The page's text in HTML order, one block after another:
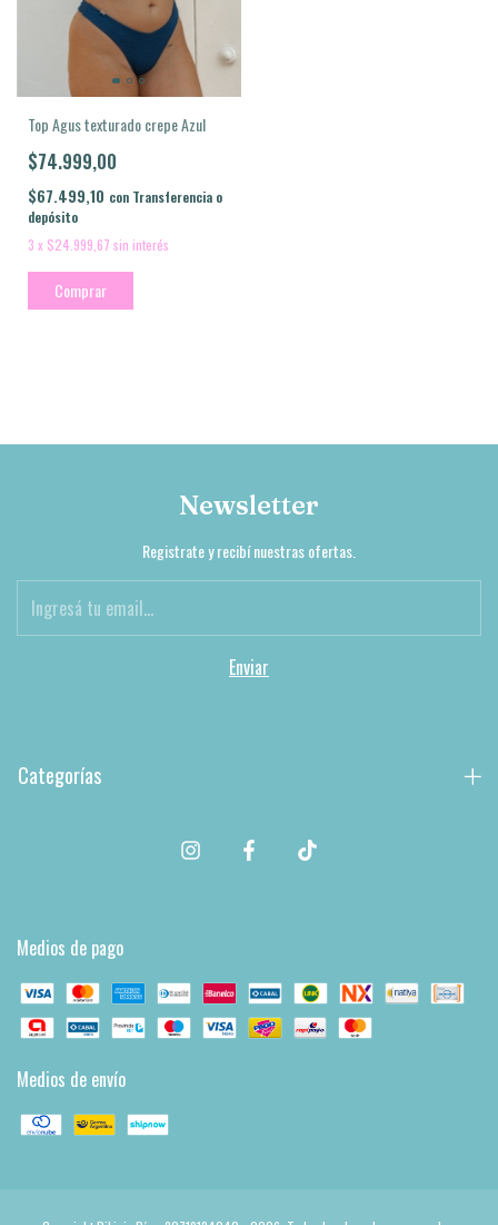
Top Agus texturado crepe Azul
$74.999,00
$67.499,10 con Transferencia o
depósito
3 x $24.999,67 sin interés
Comprar
Newsletter
Registrate y recibí nuestras ofertas.
Categorías
Medios de pago
Medios de envío